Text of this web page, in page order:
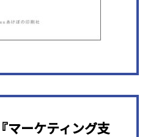
マーケティング支